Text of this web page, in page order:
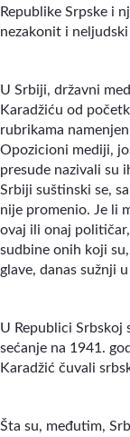
Republike Srpske i
nezakonit i
U Srbiji, državni
Karadžiću od
rubrikama
Opozicioni mediji,
presude nazivali su
Srbiji suštinski se,
nije promenio. Je li
ovaj ili onaj
sudbine onih koji
glave, danas sužnji
U Republici Srbskoj
sećanje na 1941.
Karadžić čuvali
Šta su, međutim,